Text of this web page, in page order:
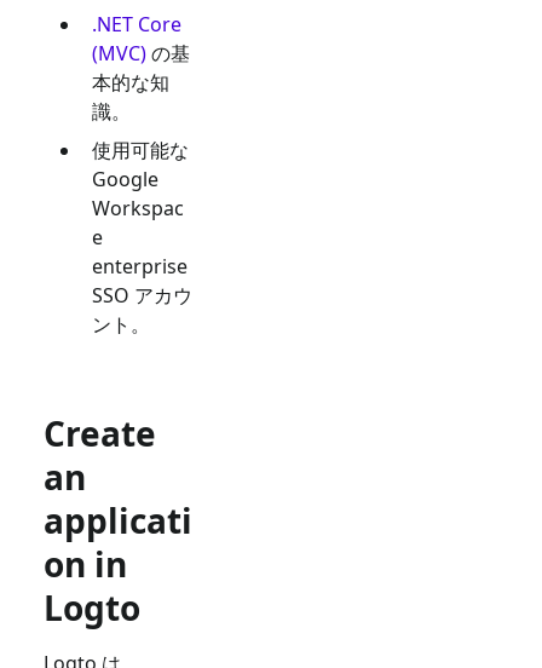
.NET Core
(MVC)の基
本的な知
識。
使用可能な
Google
Workspac
e
enterprise
SSO アカウ
ント。
Create
an
applicati
on in
Logto